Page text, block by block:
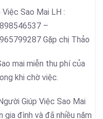
Sao Mai LH :
–
Gặp chị Thảo
mai miễn thu phí của
khi chờ việc.
Giúp Việc Sao Mai
đình và đã nhiều năm